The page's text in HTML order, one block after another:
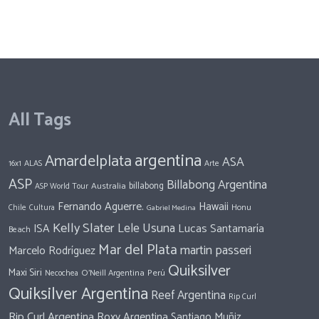
All Tags
16x1 ALAS Amardelplataargentina Arte ASA
ASP ASP World Tour Australia billabong Billabong Argentina
Chile Cultura Fernando Aguerre. Gabriel Medina Hawaii Honu
Beach ISA Kelly Slater Lele Usuna Lucas Santamaría
Marcelo Rodríguez Mar del Platamartin passeri
Maxi Siri Necochea O'Neill Argentina Perú Quiksilver
Quiksilver Argentina Reef Argentina Rip Curl